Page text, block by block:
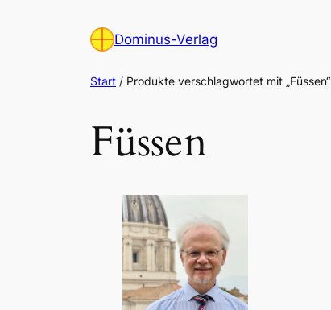
Dominus-Verlag
Start / Produkte verschlagwortet mit „Füssen“
Füssen